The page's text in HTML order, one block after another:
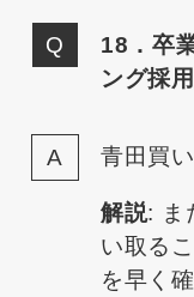
18．卒
ング採用
青田買
解説: ま
い取る
を早く